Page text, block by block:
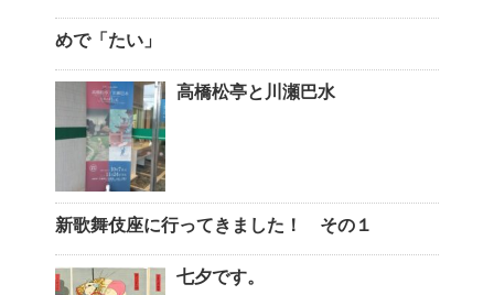
めで「たい」
高橋松亭と川瀬巴水
新歌舞伎座に行ってきました！ その１
七夕です。